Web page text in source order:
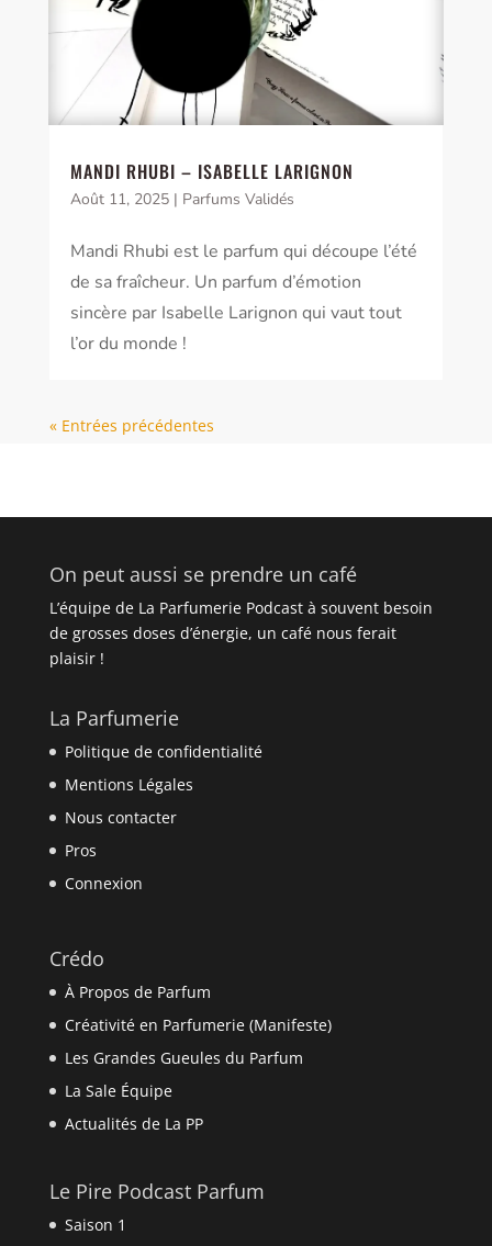
MANDI RHUBI – ISABELLE LARIGNON
Août 11, 2025| Parfums Validés
Mandi Rhubi est le parfum qui découpe l’été
de sa fraîcheur. Un parfum d’émotion
sincère par Isabelle Larignon qui vaut tout
l’or du monde !
« Entrées précédentes
On peut aussi se prendre un café
L’équipe de La Parfumerie Podcast à souvent besoin
de grosses doses d’énergie, un café nous ferait
plaisir !
La Parfumerie
Politique de confidentialité
Mentions Légales
Nous contacter
Pros
Connexion
Crédo
À Propos de Parfum
Créativité en Parfumerie (Manifeste)
Les Grandes Gueules du Parfum
La Sale Équipe
Actualités de La PP
Le Pire Podcast Parfum
Saison 1